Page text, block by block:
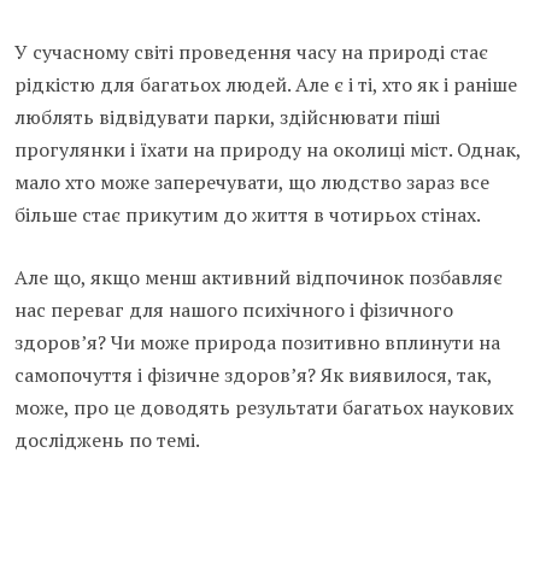
У сучасному світі проведення часу на природі стає
рідкістю для багатьох людей. Але є і ті, хто як і раніше
люблять відвідувати парки, здійснювати піші
прогулянки і їхати на природу на околиці міст. Однак,
мало хто може заперечувати, що людство зараз все
більше стає прикутим до життя в чотирьох стінах.
Але що, якщо менш активний відпочинок позбавляє
нас переваг для нашого психічного і фізичного
здоров’я? Чи може природа позитивно вплинути на
самопочуття і фізичне здоров’я? Як виявилося, так,
може, про це доводять результати багатьох наукових
досліджень по темі.